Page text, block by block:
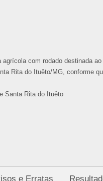
agrícola com rodado destinada
Rita do Ituêto/MG, conforme
Santa Rita do Ituêto
e Erratas